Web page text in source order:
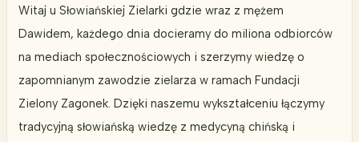
Witaj u Słowiańskiej Zielarki gdzie wraz z mężem
Dawidem, każdego dnia docieramy do miliona odbiorców
na mediach społecznościowych i szerzymy wiedzę o
zapomnianym zawodzie zielarza w ramach Fundacji
Zielony Zagonek. Dzięki naszemu wykształceniu łączymy
tradycyjną słowiańską wiedzę z medycyną chińską i